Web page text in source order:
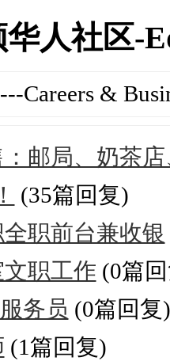
人社区-
Careers &
：邮局、奶茶
(35篇回复)
职前台兼收银
职工作 (0篇
务员 (0篇回复)
(1篇回复)